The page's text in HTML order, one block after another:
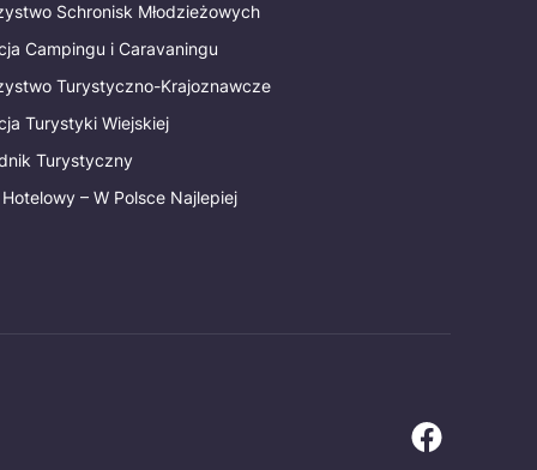
Schronisk Młodzieżowych
Campingu i Caravaningu
Turystyczno-Krajoznawcze
Turystyki Wiejskiej
Turystyczny
– W Polsce Najlepiej